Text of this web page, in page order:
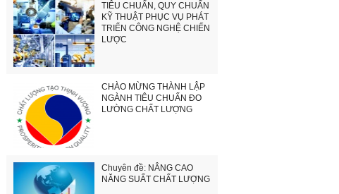
TIÊU CHUẨN, QUY CHUẨN
KỸ THUẬT PHỤC VỤ PHÁT
TRIỂN CÔNG NGHỆ CHIẾN
LƯỢC
CHÀO MỪNG THÀNH LẬP
NGÀNH TIÊU CHUẨN ĐO
LƯỜNG CHẤT LƯỢNG
Chuyên đề: NÂNG CAO
NĂNG SUẤT CHẤT LƯỢNG